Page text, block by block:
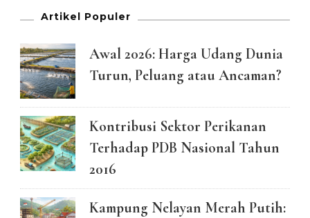
Artikel Populer
Awal 2026: Harga Udang Dunia
Turun, Peluang atau Ancaman?
Kontribusi Sektor Perikanan
Terhadap PDB Nasional Tahun
2016
Kampung Nelayan Merah Putih: